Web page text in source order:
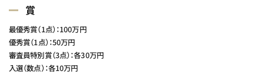
賞
最優秀賞（1点）：100万円
優秀賞（1点）：50万円
審査員特別賞（3点）：各30万円
入選（数点）：各10万円